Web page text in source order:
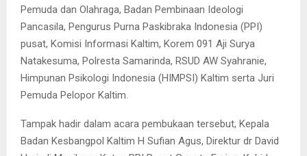
Pemuda dan Olahraga, Badan Pembinaan Ideologi
Pancasila, Pengurus Purna Paskibraka Indonesia (PPI)
pusat, Komisi Informasi Kaltim, Korem 091 Aji Surya
Natakesuma, Polresta Samarinda, RSUD AW Syahranie,
Himpunan Psikologi Indonesia (HIMPSI) Kaltim serta Juri
Pemuda Pelopor Kaltim.
Tampak hadir dalam acara pembukaan tersebut, Kepala
Badan Kesbangpol Kaltim H Sufian Agus, Direktur dr David